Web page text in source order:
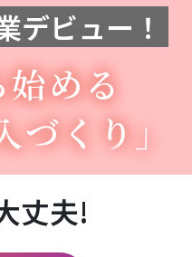
デビュー！
める
づくり」
丈夫!